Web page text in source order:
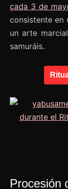
cada 3 de
consistente en
un arte
samuráis.
Procesión